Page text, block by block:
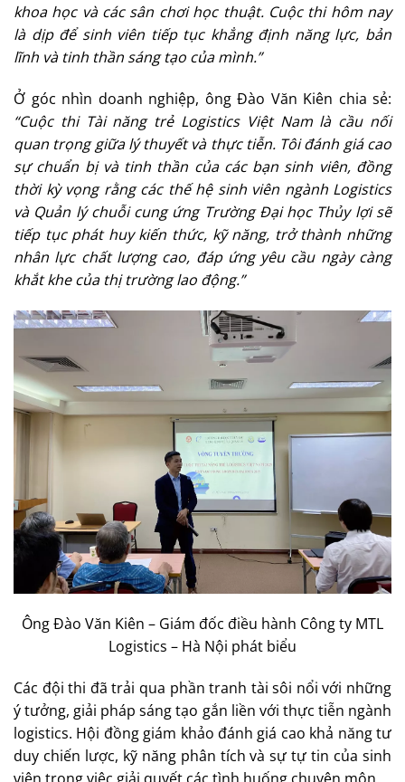
khoa học và các sân chơi học thuật. Cuộc thi hôm nay
là dịp để sinh viên tiếp tục khẳng định năng lực, bản
lĩnh và tinh thần sáng tạo của mình.”
Ở góc nhìn doanh nghiệp, ông Đào Văn Kiên chia sẻ:
“Cuộc thi Tài năng trẻ Logistics Việt Nam là cầu nối
quan trọng giữa lý thuyết và thực tiễn. Tôi đánh giá cao
sự chuẩn bị và tinh thần của các bạn sinh viên, đồng
thời kỳ vọng rằng các thế hệ sinh viên ngành Logistics
và Quản lý chuỗi cung ứng Trường Đại học Thủy lợi sẽ
tiếp tục phát huy kiến thức, kỹ năng, trở thành những
nhân lực chất lượng cao, đáp ứng yêu cầu ngày càng
khắt khe của thị trường lao động.”
Ông Đào Văn Kiên – Giám đốc điều hành Công ty MTL
Logistics – Hà Nội phát biểu
Các đội thi đã trải qua phần tranh tài sôi nổi với những
ý tưởng, giải pháp sáng tạo gắn liền với thực tiễn ngành
logistics. Hội đồng giám khảo đánh giá cao khả năng tư
duy chiến lược, kỹ năng phân tích và sự tự tin của sinh